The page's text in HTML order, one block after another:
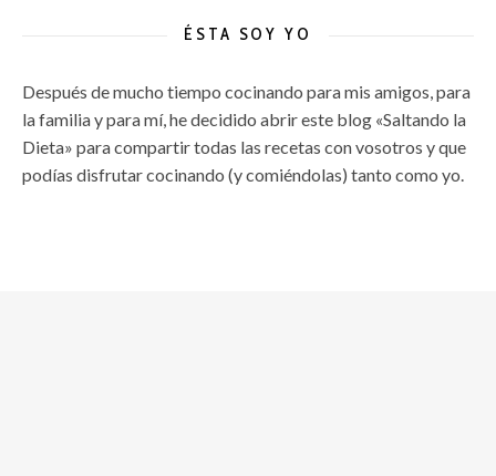
ÉSTA SOY YO
Después de mucho tiempo cocinando para mis amigos, para
la familia y para mí, he decidido abrir este blog «Saltando la
Dieta» para compartir todas las recetas con vosotros y que
podías disfrutar cocinando (y comiéndolas) tanto como yo.